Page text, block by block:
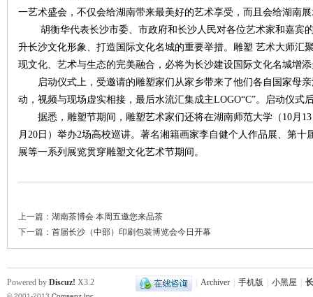
一艺术盛会，不仅会给湖南带来最美好的艺术享受，而且会给湖南
胡衡华代表长沙市委、市政府和长沙人民对各位艺术家和嘉宾
升长沙文化形象、打造国际文化名城的重要举措。雕塑 艺术大师汇
现文化、艺术与生态的完美融合，必将为长沙建设国际文化名城增
启动仪式上，受邀请的雕塑家们从家乡带来了他们各自国家母亲
动，视频与现场虚实相接，最后水流汇集成主LOGO“C”。启动仪式
据悉，雕塑节期间，雕塑艺术家们还将在湖南师范大学（10月13
月20日）举办2场高校巡讲。著名湘籍画家李自健个人作品展、第
展等一系列展览贯穿雕塑文化艺术节期间。
上一篇： 湖南茶博会 本周五邀您来品茶
下一篇： 首届长沙（中部）印刷包装博览会今日开幕
Archiver 手机版 小黑屋
Powered by Discuz! X3.2